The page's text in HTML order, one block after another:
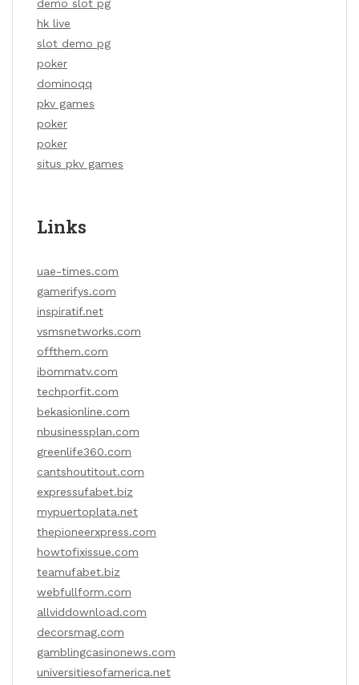
demo slot pg
hk live
slot demo pg
poker
dominoqq
pkv games
poker
poker
situs pkv games
Links
uae-times.com
gamerifys.com
inspiratif.net
vsmsnetworks.com
offthem.com
ibommatv.com
techporfit.com
bekasionline.com
nbusinessplan.com
greenlife360.com
cantshoutitout.com
expressufabet.biz
mypuertoplata.net
thepioneerxpress.com
howtofixissue.com
teamufabet.biz
webfullform.com
allviddownload.com
decorsmag.com
gamblingcasinonews.com
universitiesofamerica.net